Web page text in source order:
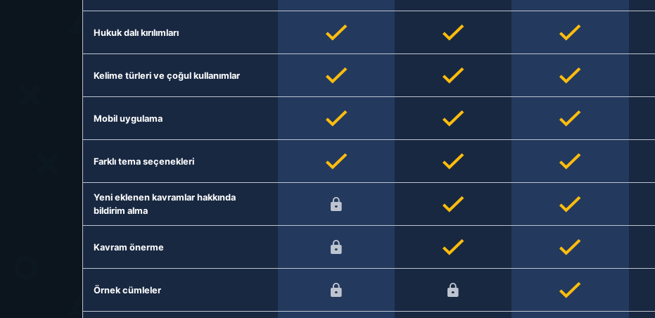
Hukuk dalı kırılımları
Kelime türleri ve çoğul kullanımlar
Mobil uygulama
Farklı tema seçenekleri
Yeni eklenen kavramlar hakkında
bildirim alma
Kavram önerme
Örnek cümleler